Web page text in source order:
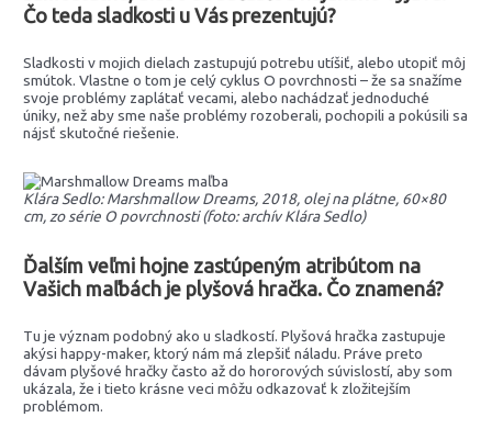
Čo teda sladkosti u Vás prezentujú?
Sladkosti v mojich dielach zastupujú potrebu utíšiť, alebo utopiť môj
smútok. Vlastne o tom je celý cyklus O povrchnosti – že sa snažíme
svoje problémy zaplátať vecami, alebo nachádzať jednoduché
úniky, než aby sme naše problémy rozoberali, pochopili a pokúsili sa
nájsť skutočné riešenie.
Klára Sedlo: Marshmallow Dreams, 2018, olej na plátne, 60×80
cm, zo série O povrchnosti (foto: archív Klára Sedlo)
Ďalším veľmi hojne zastúpeným atribútom na
Vašich maľbách je plyšová hračka. Čo znamená?
Tu je význam podobný ako u sladkostí. Plyšová hračka zastupuje
akýsi happy-maker, ktorý nám má zlepšiť náladu. Práve preto
dávam plyšové hračky často až do hororových súvislostí, aby som
ukázala, že i tieto krásne veci môžu odkazovať k zložitejším
problémom.